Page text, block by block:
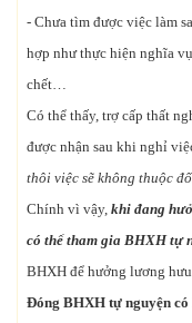
- Chưa tìm được việc làm
hợp như thực hiện nghĩa
chết…
Có thể thấy, trợ cấp thất
được nhận sau khi nghỉ
thôi việc sẽ không thuộc
Chính vì vậy, khi đang
có thể tham gia BHXH tự
BHXH để hưởng lương
Đóng BHXH tự nguyện